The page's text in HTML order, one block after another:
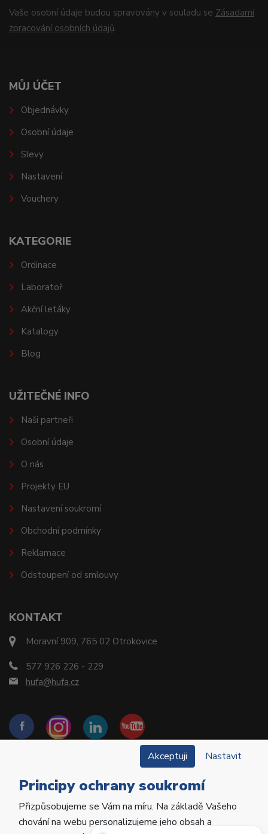
Vaše osobní údaje budou spravovány v souladu se Zásadami
zpracování osobních údajů.
KONTAKT
Moravní 909, 765 02 Otrokovice
577 926 226 - 229
hufa@hufa.cz
MŮJ ÚČET
Objednávky
Osobní údaje
Slevy
Nastavení
Vouchery
KATEGORIE
Ordinace
Laboratoř
Akční letáky
Katalogy
Blog
UŽITEČNÉ INFO
Naši partneři
Osobní údaje
O nás
Projekty EU
Nastavení soukromí
Obchodní podmínky
Reklamace
Odstoupení od smlouvy
Copyright © 2022 Hu-Fa Dental a.s. Všechna práva
vyhrazena.
Akceptuji Nastavit
Principy ochrany soukromí
Přizpůsobujeme se Vám na míru. Na základě Vašeho
chování na webu personalizujeme jeho obsah a
Potřebujete poradit?Zeptejte se našeho